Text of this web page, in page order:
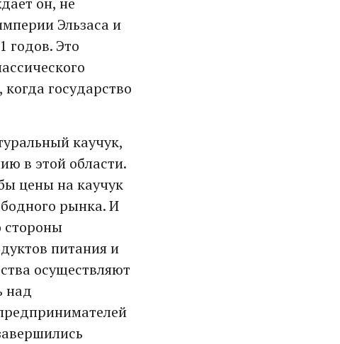
Эльзаса и
годов. Это
государство
каучук,
в этой области.
цены на каучук
рынка. И
стороны
питания и
осуществляют
над